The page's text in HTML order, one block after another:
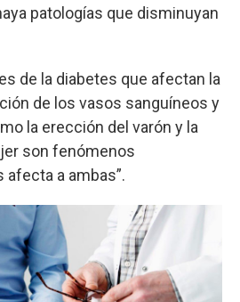
patologías que disminuyan
de la diabetes que afectan la
de los vasos sanguíneos y
la erección del varón y la
son fenómenos
afecta a ambas”.